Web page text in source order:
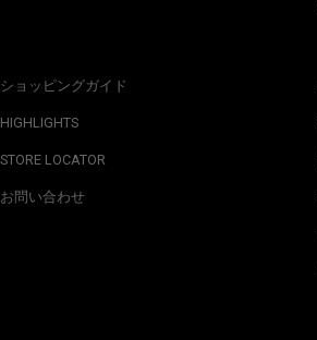
ショッピングガイド
HIGHLIGHTS
STORE LOCATOR
お問い合わせ